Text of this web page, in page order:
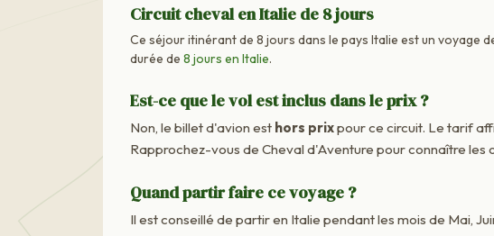
Circuit cheval en Italie de 8 jours
Ce séjour itinérant de 8 jours dans le pays Italie est un voyage
durée de 8 jours en Italie.
Est-ce que le vol est inclus dans le prix ?
Non, le billet d'avion est hors prixpour ce circuit. Le tarif
Rapprochez-vous de Cheval d'Aventure pour connaître les
Quand partir faire ce voyage ?
Il est conseillé de partir en Italie pendant les mois de Mai,